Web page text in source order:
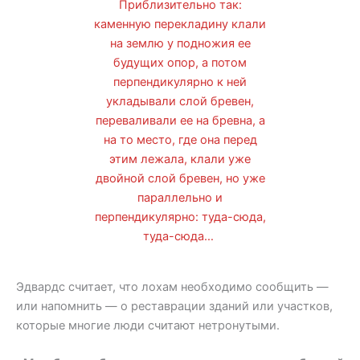
Приблизительно так:
каменную перекладину клали
на землю у подножия ее
будущих опор, а потом
перпендикулярно к ней
укладывали слой бревен,
переваливали ее на бревна, а
на то место, где она перед
этим лежала, клали уже
двойной слой бревен, но уже
параллельно и
перпендикулярно: туда-сюда,
туда-сюда…
Эдвардс считает, что лохам необходимо сообщить —
или напомнить — о реставрации зданий или участков,
которые многие люди считают нетронутыми.